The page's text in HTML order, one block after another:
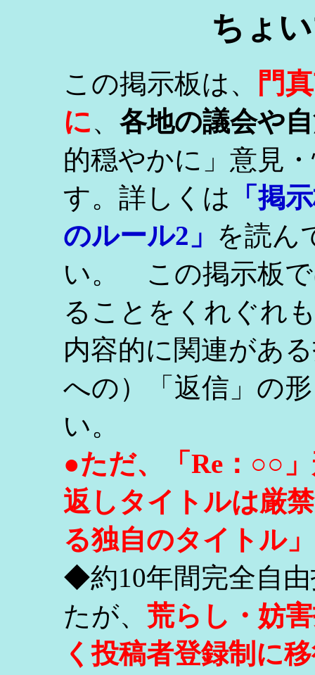
ちょ
この掲示板は、
門
に、 各地の議会や
的穏やかに」意見
す。詳しくは
「掲
のルール2」 を読ん
い。 この掲示板で
ることをくれぐれ
内容的に関連があ
への）「返信」の
い。
●ただ、「Re：○○
返しタイトルは厳
る独自のタイトル
◆約10年間完全自
たが、 荒らし・妨
く投稿者登録制に